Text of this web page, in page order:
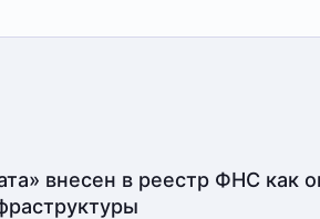
внесен в реестр ФНС как